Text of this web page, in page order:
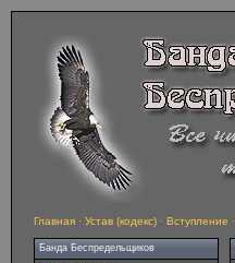
Главная · Устав (кодекс) · Вступление ·
Банда Беспредельщиков